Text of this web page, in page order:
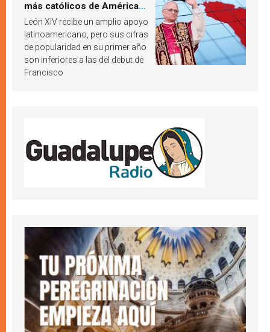
más católicos de América
Latina en 2026? Publican
resultados de investigación
León XIV recibe un amplio apoyo
latinoamericano, pero sus cifras
de popularidad en su primer año
son inferiores a las del debut de
Francisco